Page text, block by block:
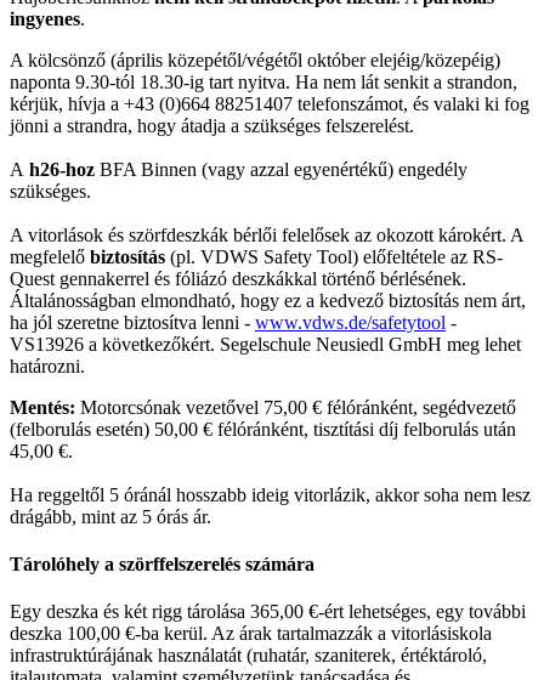
ingyenes.
A kölcsönző (április közepétől/végétől október elejéig/közepéig)
naponta 9.30-tól 18.30-ig tart nyitva. Ha nem lát senkit a strandon,
kérjük, hívja a +43 (0)664 88251407 telefonszámot, és valaki ki fog
jönni a strandra, hogy átadja a szükséges felszerelést.
A h26-hoz BFA Binnen (vagy azzal egyenértékű) engedély
szükséges.
A vitorlások és szörfdeszkák bérlői felelősek az okozott károkért. A
megfelelő biztosítás (pl. VDWS Safety Tool) előfeltétele az RS-
Quest gennakerrel és fóliázó deszkákkal történő bérlésének.
Általánosságban elmondható, hogy ez a kedvező biztosítás nem árt,
ha jól szeretne biztosítva lenni - www.vdws.de/safetytool -
VS13926 a következőkért. Segelschule Neusiedl GmbH meg lehet
határozni.
Mentés: Motorcsónak vezetővel 75,00 € félóránként, segédvezető
(felborulás esetén) 50,00 € félóránként, tisztítási díj felborulás után
45,00 €.
Ha reggeltől 5 óránál hosszabb ideig vitorlázik, akkor soha nem lesz
drágább, mint az 5 órás ár.
Tárolóhely a szörffelszerelés számára
Egy deszka és két rigg tárolása 365,00 €-ért lehetséges, egy további
deszka 100,00 €-ba kerül. Az árak tartalmazzák a vitorlásiskola
infrastruktúrájának használatát (ruhatár, szaniterek, értéktároló,